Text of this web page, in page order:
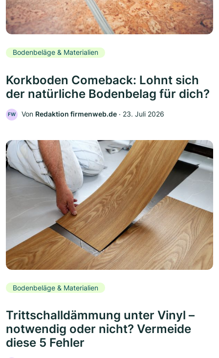
Bodenbeläge & Materialien
Korkboden Comeback: Lohnt sich
der natürliche Bodenbelag für dich?
FW Von Redaktion firmenweb.de ‧ 23. Juli 2026
Bodenbeläge & Materialien
Trittschalldämmung unter Vinyl –
notwendig oder nicht? Vermeide
diese 5 Fehler